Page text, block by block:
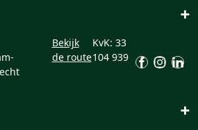
+
Bekijk
de route
KvK: 33
104 939
+